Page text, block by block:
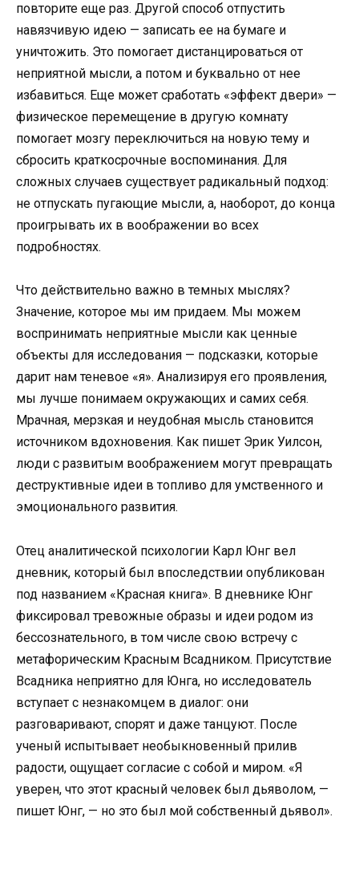
повторите еще раз. Другой способ отпустить
навязчивую идею — записать ее на бумаге и
уничтожить. Это помогает дистанцироваться от
неприятной мысли, а потом и буквально от нее
избавиться. Еще может сработать «эффект двери» —
физическое перемещение в другую комнату
помогает мозгу переключиться на новую тему и
сбросить краткосрочные воспоминания. Для
сложных случаев существует радикальный подход:
не отпускать пугающие мысли, а, наоборот, до конца
проигрывать их в воображении во всех
подробностях.
Что действительно важно в темных мыслях?
Значение, которое мы им придаем. Мы можем
воспринимать неприятные мысли как ценные
объекты для исследования — подсказки, которые
дарит нам теневое «я». Анализируя его проявления,
мы лучше понимаем окружающих и самих себя.
Мрачная, мерзкая и неудобная мысль становится
источником вдохновения. Как пишет Эрик Уилсон,
люди с развитым воображением могут превращать
деструктивные идеи в топливо для умственного и
эмоционального развития.
Отец аналитической психологии Карл Юнг вел
дневник, который был впоследствии опубликован
под названием «Красная книга». В дневнике Юнг
фиксировал тревожные образы и идеи родом из
бессознательного, в том числе свою встречу с
метафорическим Красным Всадником. Присутствие
Всадника неприятно для Юнга, но исследователь
вступает с незнакомцем в диалог: они
разговаривают, спорят и даже танцуют. После
ученый испытывает необыкновенный прилив
радости, ощущает согласие с собой и миром. «Я
уверен, что этот красный человек был дьяволом, —
пишет Юнг, — но это был мой собственный дьявол».